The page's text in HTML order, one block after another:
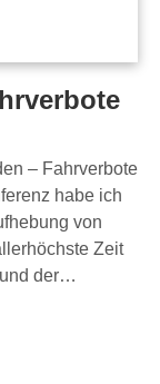
– Fahrverbote
habe ich
von
Zeit
der…